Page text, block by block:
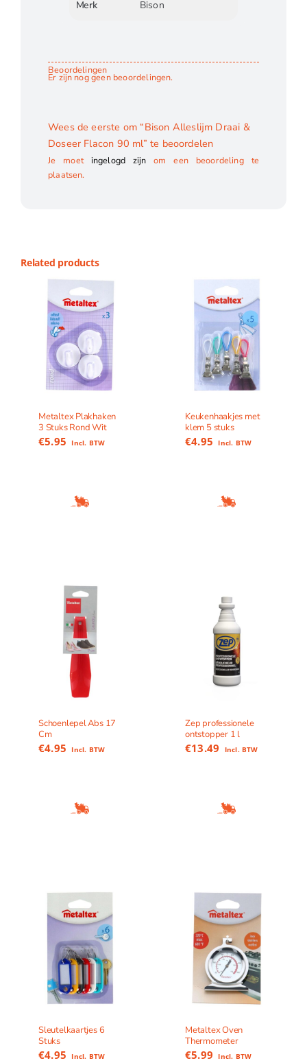
Merk Bison
Beoordelingen
Er zijn nog geen beoordelingen.
Wees de eerste om “Bison Alleslijm Draai &
Doseer Flacon 90 ml” te beoordelen
Je moet ingelogd zijn om een beoordeling te
plaatsen.
Related products
Metaltex Plakhaken
3 Stuks Rond Wit
€5.95 Incl. BTW
Keukenhaakjes met
klem 5 stuks
€4.95 Incl. BTW
Schoenlepel Abs 17
Cm
€4.95 Incl. BTW
Zep professionele
ontstopper 1 l
€13.49 Incl. BTW
Sleutelkaartjes 6
Stuks
€4.95 Incl. BTW
Metaltex Oven
Thermometer
€5.99 Incl. BTW